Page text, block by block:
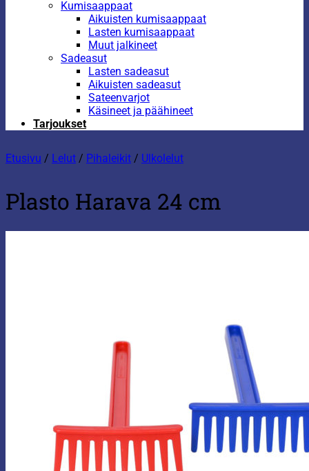
Kumisaappaat
Aikuisten kumisaappaat
Lasten kumisaappaat
Muut jalkineet
Sadeasut
Lasten sadeasut
Aikuisten sadeasut
Sateenvarjot
Käsineet ja päähineet
Tarjoukset
Etusivu / Lelut / Pihaleikit / Ulkolelut
Plasto Harava 24 cm